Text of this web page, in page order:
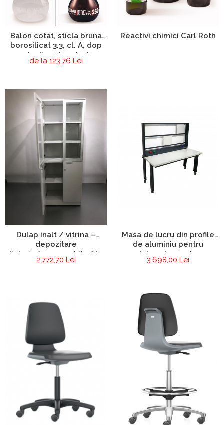
Balon cotat, sticla bruna
borosilicat 3.3, cl. A, dop
plastic, 2 buc/set
de la 123,76 Lei
Reactivi chimici Carl Roth
Dulap inalt / vitrina –
depozitare
sticlarie/consumabile/documente
2.772,70 Lei
Masa de lucru din profile
de aluminiu pentru
laboratoare de
electronica si
3.698,00 Lei